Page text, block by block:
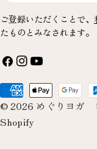
ル
ご登録いただくことで、
たものとみなされます。
フ
イ
ス
ブ
イ
ス
タ
グ
YouTube
© 2026 めぐりヨガ
Shopify
支
払